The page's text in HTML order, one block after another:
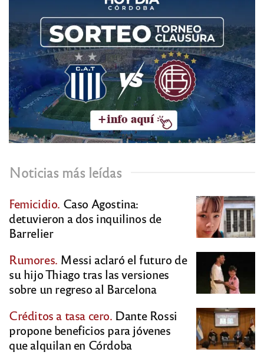
Noticias más leídas
Femicidio. Caso Agostina:
detuvieron a dos inquilinos de
Barrelier
Rumores. Messi aclaró el futuro de
su hijo Thiago tras las versiones
sobre un regreso al Barcelona
Créditos a tasa cero. Dante Rossi
propone beneficios para jóvenes
que alquilan en Córdoba